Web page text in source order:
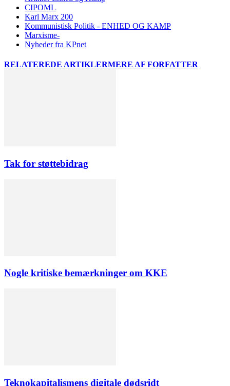
CIPOML
Karl Marx 200
Kommunistisk Politik - ENHED OG KAMP
Marxisme-
Nyheder fra KPnet
RELATEREDE ARTIKLERMERE AF FORFATTER
Tak for støttebidrag
Nogle kritiske bemærkninger om KKE
Teknokapitalismens digitale dødsridt